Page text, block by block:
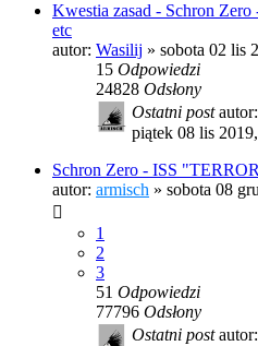
Kwestia zasad - Schron
etc
autor: Wasilij » sobota 02 lis
15 Odpowiedzi
24828 Odsłony
Ostatni postautor:
piątek 08 lis
Schron Zero - ISS
autor: armisch » sobota 08
1
2
3
51 Odpowiedzi
77796 Odsłony
Ostatni postautor: